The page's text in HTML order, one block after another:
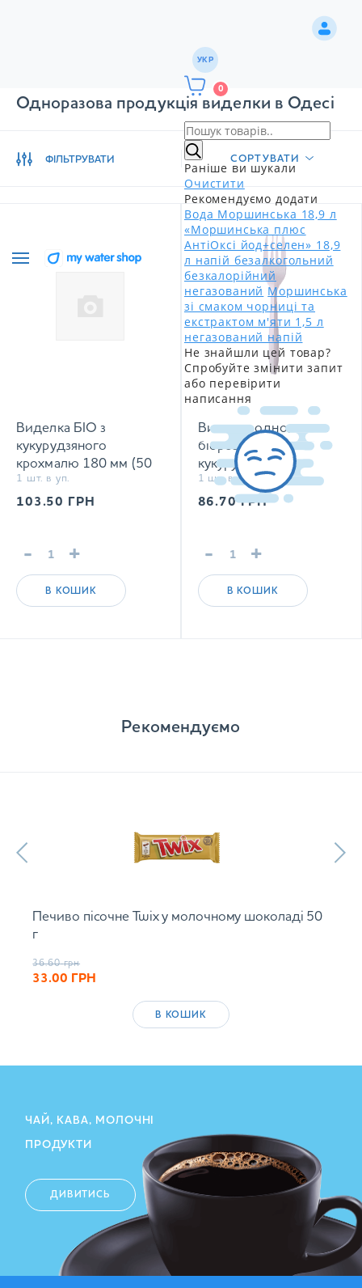
УКР
0
Раніше ви шукали
Очистити
Рекомендуємо додати
Вода Моршинська 18,9 л
«Моршинська плюс
АнтіОксі йод+селен» 18,9
л напій безалкогольний
безкалорійний
негазований Моршинська
зі смаком чорниці та
екстрактом м'яти 1,5 л
негазований напій
Не знайшли цей товар?
Спробуйте змінити запит
або перевірити
написання
Одноразова продукція виделки в Одесі
ФІЛЬТРУВАТИ СОРТУВАТИ
Виделка БІО з
кукурудзяного
крохмалю 180 мм (50
шт/уп)
1 шт. в уп.
103.50 ГРН
- +
В КОШИК
Виделка одноразова
біорозкладна з
кукурудзяного
крохмалю 150 мм (50
шт/уп)
1 шт. в уп.
86.70ГРН
- +
В КОШИК
Рекомендуємо
Печиво пісочне Twix у молочному шоколаді 50
г
36.60 грн
33.00 ГРН
В КОШИК
ЧАЙ, КАВА, МОЛОЧНІ
ПРОДУКТИ
ДИВИТИСЬ